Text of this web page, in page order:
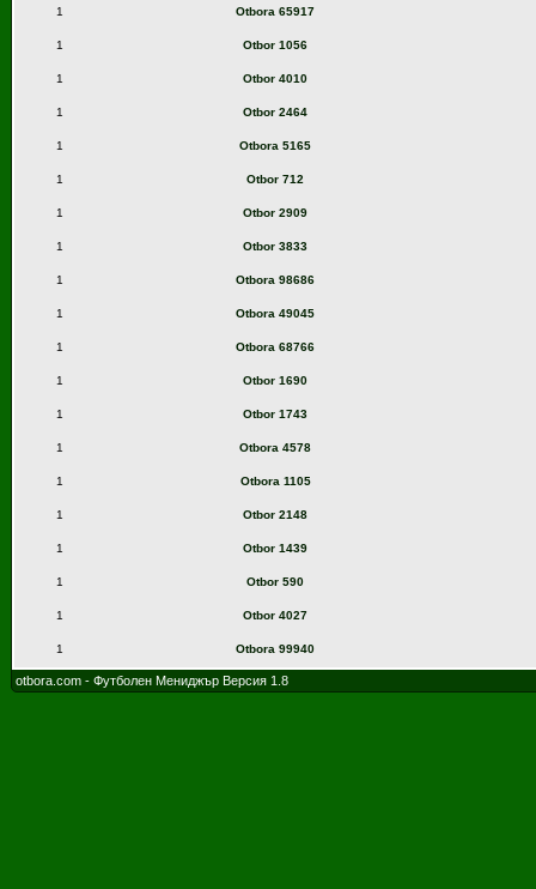
1 Otbora 65917
1 Otbor 1056
1 Otbor 4010
1 Otbor 2464
1 Otbora 5165
1 Otbor 712
1 Otbor 2909
1 Otbor 3833
1 Otbora 98686
1 Otbora 49045
1 Otbora 68766
1 Otbor 1690
1 Otbor 1743
1 Otbora 4578
1 Otbora 1105
1 Otbor 2148
1 Otbor 1439
1 Otbor 590
1 Otbor 4027
1 Otbora 99940
otbora.com - Футболен Мениджър Версия 1.8